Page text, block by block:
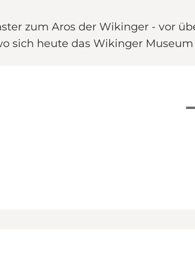
zum Aros der Wikinger - vor
sich heute das Wikinger